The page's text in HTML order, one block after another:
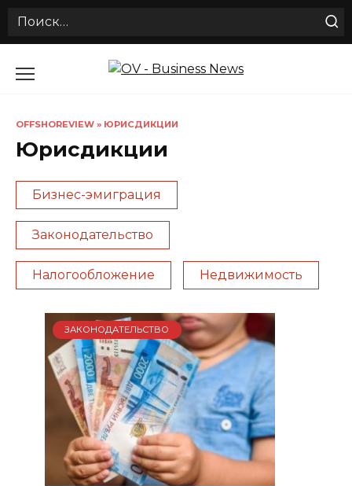
Search
OFFSHOREVIEW » ЮРИСДИКЦИИ
Юрисдикции
Бизнес-эмиграция
Законодательство
Налогообложение Недвижимость
ЗАКОНОДАТЕЛЬСТВО